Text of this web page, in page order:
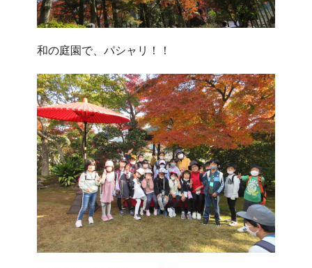
和の庭園で、パシャリ！！